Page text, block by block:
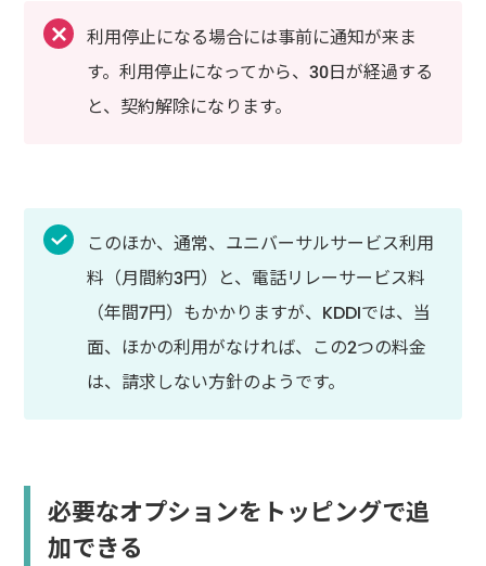
利用停止になる場合には事前に通知が来ま
す。利用停止になってから、30日が経過する
と、契約解除になります。
このほか、通常、ユニバーサルサービス利用
料（月間約3円）と、電話リレーサービス料
（年間7円）もかかりますが、KDDIでは、当
面、ほかの利用がなければ、この2つの料金
は、請求しない方針のようです。
必要なオプションをトッピングで追
加できる